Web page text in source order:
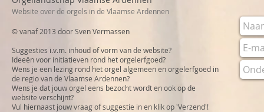
Website over de orgels in de Vlaamse Ardennen
© vanaf 2013 door Sven Vermassen
Suggesties i.v.m. inhoud of vorm van de website?
Ideeën voor initiatieven rond het orgelerfgoed?
Wens je een lezing rond het orgel algemeen en orgelerfgoed in
de regio van de Vlaamse Ardennen?
Wens je dat jouw orgel eens bezocht wordt en ook op de
website verschijnt?
Vul hiernaast jouw vraag of suggestie in en klik op 'Verzend'!